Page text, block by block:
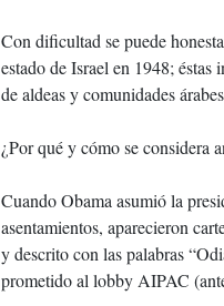
Con dificultad se puede
estado de Israel en 1948;
de aldeas y comunidades
¿Por qué y cómo se considera
Cuando Obama asumió la
asentamientos, aparecieron
y descrito con las palabras
prometido al lobby AIPAC